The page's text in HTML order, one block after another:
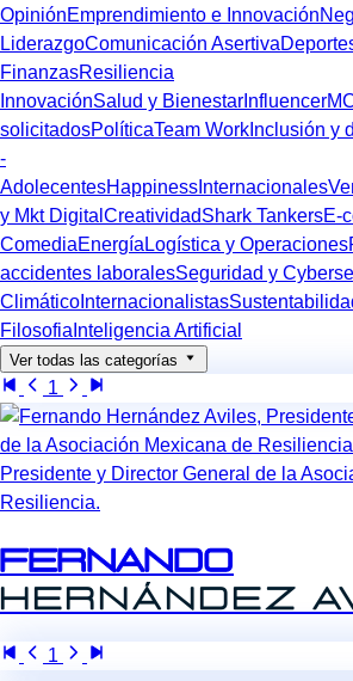
OpiniónEmprendimiento e Innovación
LiderazgoComunicación Asertiva
FinanzasResiliencia
InnovaciónSalud y Bienestar Influencer
solicitadosPolíticaTeam Work Inclusión y
-
AdolecentesHappiness Internacionales
y Mkt Digital CreatividadShark TankersE-
ComediaEnergía Logística y Operaciones
accidentes laboralesSeguridad y
Climático Internacionalistas
Filosofia Inteligencia Artificial
Ver todas las categorías
1
Presidente y Director General de la
Resiliencia.
Fernando
Hernández
1